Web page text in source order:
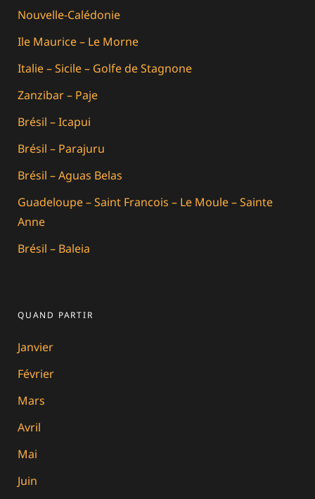
Nouvelle-Calédonie
Ile Maurice – Le Morne
Italie – Sicile – Golfe de Stagnone
Zanzibar – Paje
Brésil – Icapui
Brésil – Parajuru
Brésil – Aguas Belas
Guadeloupe – Saint Francois – Le Moule – Sainte
Anne
Brésil – Baleia
QUAND PARTIR
Janvier
Février
Mars
Avril
Mai
Juin